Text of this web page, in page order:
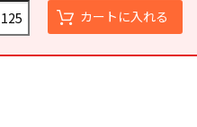
カートに入れる